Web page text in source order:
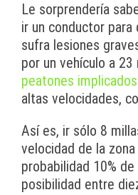
Le sorprendería
ir un conductor
sufra lesiones
por un vehículo a 23
peatones implicados
altas velocidades,
Así es, ir sólo 8
velocidad de la
probabilidad 10% de
posibilidad entre